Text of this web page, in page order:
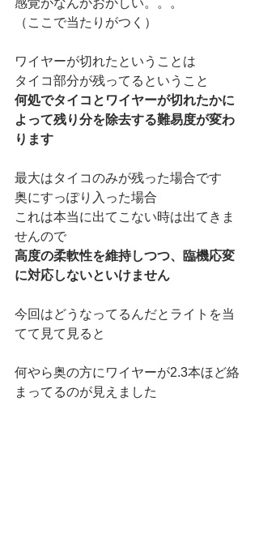
感覚がなんかおかしい。。。
（ここで当たりがつく）
ワイヤーが切れたということは
タイコ部分が残ってるということ
何処でタイコとワイヤーが切れたかに
よって残り分を除去する難易度が変わ
ります
最大はタイコのみが残った場合です
奥にすっぽり入った場合
これは本当に出てこない時は出てきま
せんので
高度の柔軟性を維持しつつ、臨機応変
に対応しないといけません
今回はどうなってるんだとライトを当
てて見て見ると
何やら奥の方にワイヤーが2.3本ほど絡
まってるのが見えました